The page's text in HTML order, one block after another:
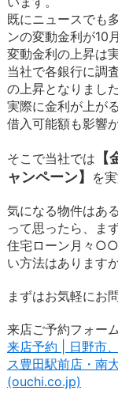
既にニュースでも
ンの変動金利が10
変動金利の上昇は
当社で各銀行に調
の上昇となりました
実際に金利が上が
借入可能額も影響
そこで当社では
ャンペーン】
を実
気になる物件はあ
って思ったら、ま
住宅ローン月々○○
い方法はあります
まずはお気軽にお
来店ご予約フォー
来店予約 | 日野市
ス豊田駅前店・南
(ouchi.co.jp)